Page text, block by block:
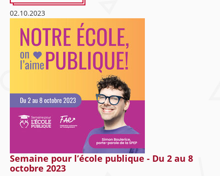
02.10.2023
Semaine pour l’école publique - Du 2 au 8
octobre 2023